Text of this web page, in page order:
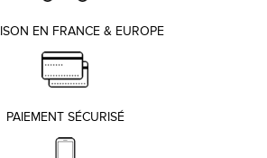
EN FRANCE & EUROPE
PAIEMENT SÉCURISÉ